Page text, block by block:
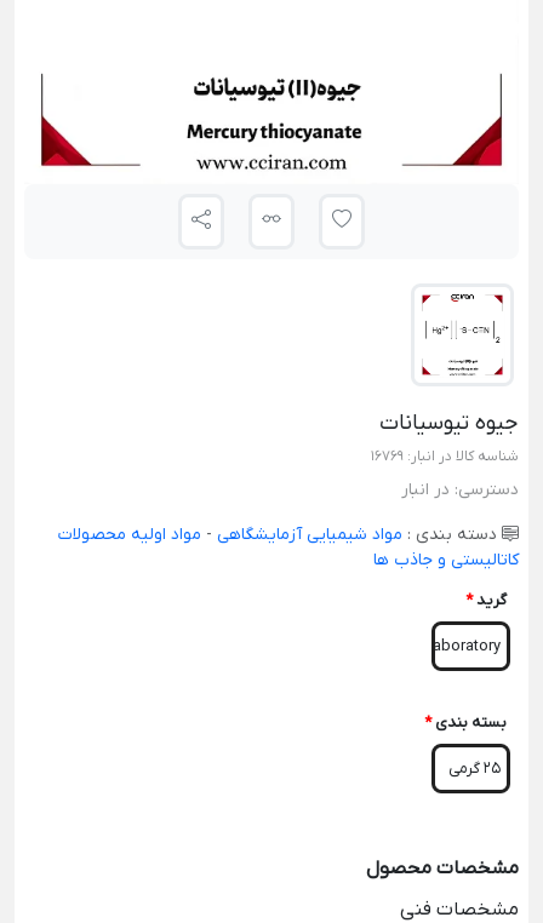
جیوه تیوسیانات
شناسه کالا در انبار: 16769
دسترسی: در انبار
دسته بندی : مواد شیمیایی آزمایشگاهی - مواد اولیه محصولات
کاتالیستی و جاذب ها
گرید*
Laboratory
بسته بندی *
25 گرمی
مشخصات محصول
مشخصات فنی